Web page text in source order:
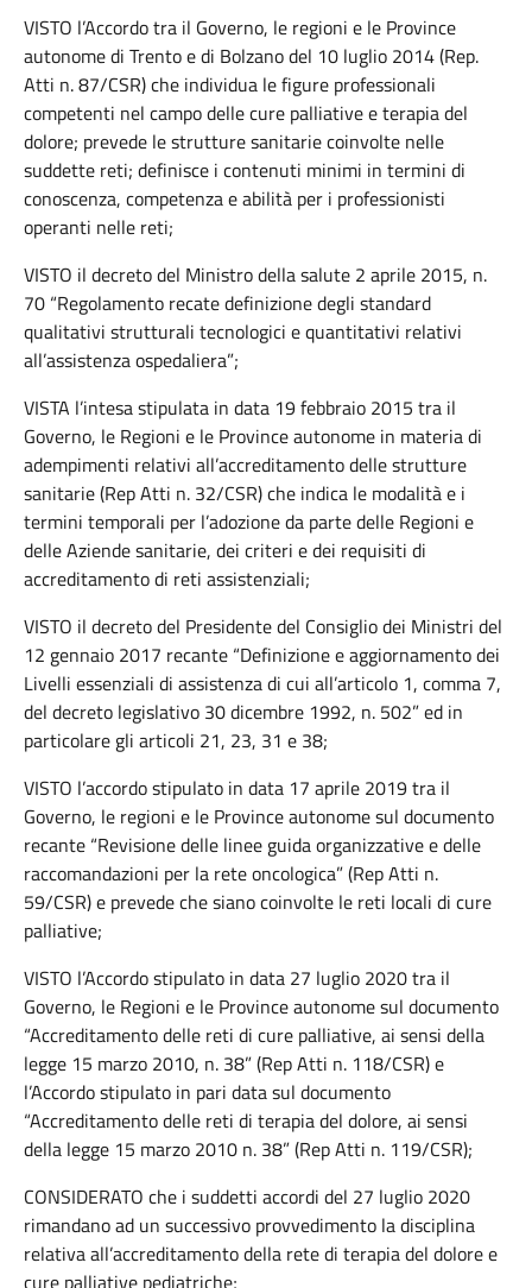
VISTO l’Accordo tra il Governo, le regioni e le Province
autonome di Trento e di Bolzano del 10 luglio 2014 (Rep.
Atti n. 87/CSR) che individua le figure professionali
competenti nel campo delle cure palliative e terapia del
dolore; prevede le strutture sanitarie coinvolte nelle
suddette reti; definisce i contenuti minimi in termini di
conoscenza, competenza e abilità per i professionisti
operanti nelle reti;
VISTO il decreto del Ministro della salute 2 aprile 2015, n.
70 “Regolamento recate definizione degli standard
qualitativi strutturali tecnologici e quantitativi relativi
all’assistenza ospedaliera”;
VISTA l’intesa stipulata in data 19 febbraio 2015 tra il
Governo, le Regioni e le Province autonome in materia di
adempimenti relativi all’accreditamento delle strutture
sanitarie (Rep Atti n. 32/CSR) che indica le modalità e i
termini temporali per l’adozione da parte delle Regioni e
delle Aziende sanitarie, dei criteri e dei requisiti di
accreditamento di reti assistenziali;
VISTO il decreto del Presidente del Consiglio dei Ministri del
12 gennaio 2017 recante “Definizione e aggiornamento dei
Livelli essenziali di assistenza di cui all’articolo 1, comma 7,
del decreto legislativo 30 dicembre 1992, n. 502” ed in
particolare gli articoli 21, 23, 31 e 38;
VISTO l’accordo stipulato in data 17 aprile 2019 tra il
Governo, le regioni e le Province autonome sul documento
recante “Revisione delle linee guida organizzative e delle
raccomandazioni per la rete oncologica” (Rep Atti n.
59/CSR) e prevede che siano coinvolte le reti locali di cure
palliative;
VISTO l’Accordo stipulato in data 27 luglio 2020 tra il
Governo, le Regioni e le Province autonome sul documento
“Accreditamento delle reti di cure palliative, ai sensi della
legge 15 marzo 2010, n. 38” (Rep Atti n. 118/CSR) e
l’Accordo stipulato in pari data sul documento
“Accreditamento delle reti di terapia del dolore, ai sensi
della legge 15 marzo 2010 n. 38” (Rep Atti n. 119/CSR);
CONSIDERATO che i suddetti accordi del 27 luglio 2020
rimandano ad un successivo provvedimento la disciplina
relativa all’accreditamento della rete di terapia del dolore e
cure palliative pediatriche;